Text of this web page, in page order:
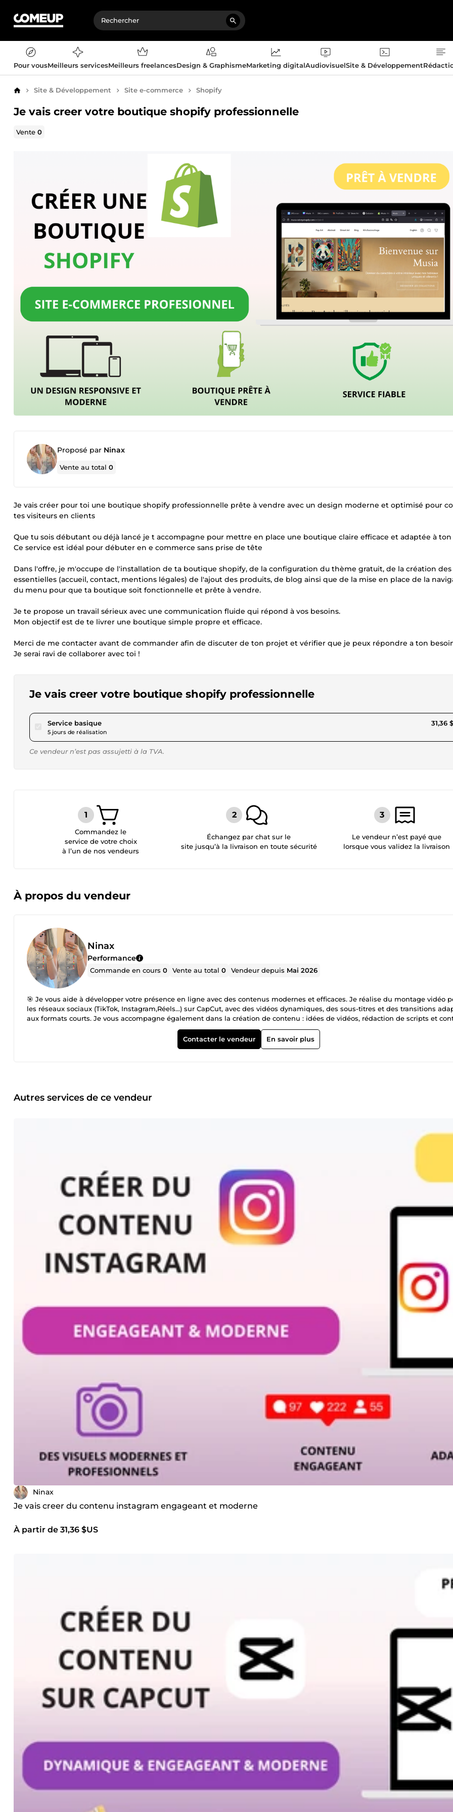
Pour vousMeilleurs servicesMeilleurs freelancesDesign & GraphismeMarketing digitalAudiovisuelSite & Développement
AccueilSite & Développement Site e-commerce Shopify
Je vais creer votre boutique shopify professionnelle
Vente0
Proposé par Ninax
Vente au total0
Je vais créer pour toi une boutique shopify professionnelle prête à vendre avec un design moderne et optimisé pour
tes visiteurs en clients
Que tu sois débutant ou déjà lancé je t accompagne pour mettre en place une boutique claire efficace et adaptée à
Ce service est idéal pour débuter en e commerce sans prise de tête
Dans l'offre, je m'occupe de l'installation de ta boutique shopify, de la configuration du thème gratuit, de la création des
essentielles (accueil, contact, mentions légales) de l'ajout des produits, de blog ainsi que de la mise en place de la
du menu pour que ta boutique soit fonctionnelle et prête à vendre.
Je te propose un travail sérieux avec une communication fluide qui répond à vos besoins.
Mon objectif est de te livrer une boutique simple propre et efficace.
Merci de me contacter avant de commander afin de discuter de ton projet et vérifier que je peux répondre a ton
Je serai ravi de collaborer avec toi !
Je vais creer votre boutique shopify professionnelle
Service basiquepour 28,90 $US
5 jours de réalisation
31,36
Ce vendeur n’est pas assujetti à la TVA.
Commandez le
service de votre choix
à l’un de nos vendeurs
Échangez par chat sur le
site jusqu’à la livraison en toute sécurité
Le vendeur n’est payé que
lorsque vous validez la livraison
À propos du vendeur
Ninax
Performance
Commande en cours0 Vente au total0 Vendeur depuis Mai 2026
🎯 Je vous aide à développer votre présence en ligne avec des contenus modernes et efficaces. Je réalise du montage vidéo
les réseaux sociaux (TikTok, Instagram,Réels...) sur CapCut, avec des vidéos dynamiques, des sous-titres et des transitions
aux formats courts. Je vous accompagne également dans la création de contenu : idées de vidéos, rédaction de scripts et
engageants pour attirer et fidéliser votre audience. En complément, je propose la création de sites vitrines et de boutiques en
ligne avec WordPress et Shopify, pour vous permettre de présenter et développer votre activité de manière professionnelle. 💡
Sérieuse, organisée et à l’écoute, je m’adapte à vos besoins pour vous fournir un travail de qualité dans les délais. 🚀 Mon
Contacter le vendeur En savoir plus
Autres services de ce vendeur
Ninax
Je vais creer du contenu instagram engageant et moderne
À partir de 31,36 $US